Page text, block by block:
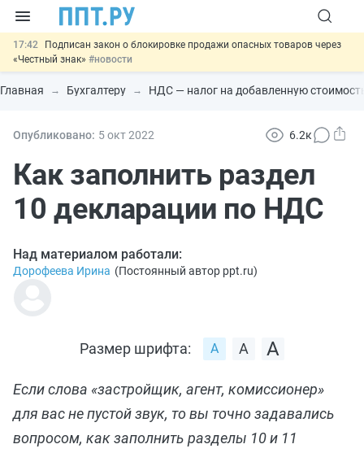
17:42
Подписан закон о блокировке продажи опасных товаров через
«Честный знак» #новости
17:17 Дистанционную работу беременных пропишут в ТК РФ#новости
15:25 Изменят правила контроля за подрядчиками ИЖС с эскроу-
11:31
отношений
#новости
Главная Бухгалтеру НДС — налог на добавленную
Опубликовано: 5 окт2022 6.2к
Как заполнить раздел
10 декларации по НДС
Над материалом работали:
Дорофеева Ирина (Постоянный автор ppt.ru)
Размер шрифта:
Если слова «застройщик, агент, комиссионер»
для вас не пустой звук, то вы точно задавались
вопросом, как заполнить разделы 10 и 11